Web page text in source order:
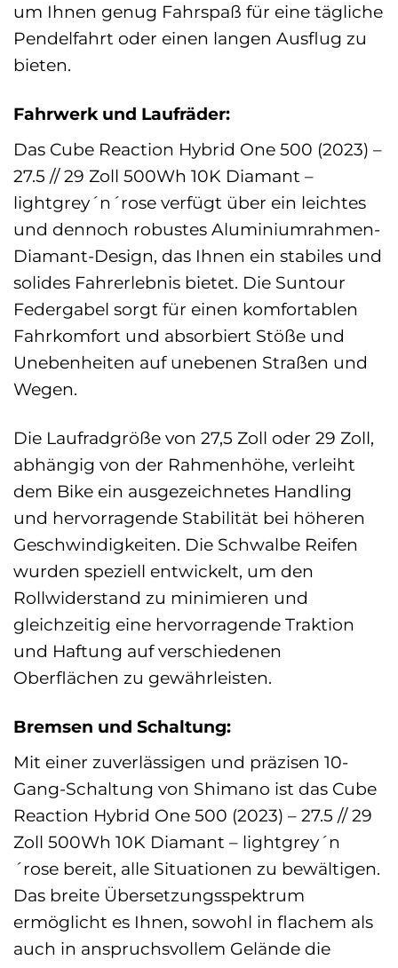
um Ihnen genug Fahrspaß für eine tägliche
Pendelfahrt oder einen langen Ausflug zu
bieten.
Fahrwerk und Laufräder:
Das Cube Reaction Hybrid One 500 (2023) –
27.5 // 29 Zoll 500Wh 10K Diamant –
lightgrey´n´rose verfügt über ein leichtes
und dennoch robustes Aluminiumrahmen-
Diamant-Design, das Ihnen ein stabiles und
solides Fahrerlebnis bietet. Die Suntour
Federgabel sorgt für einen komfortablen
Fahrkomfort und absorbiert Stöße und
Unebenheiten auf unebenen Straßen und
Wegen.
Die Laufradgröße von 27,5 Zoll oder 29 Zoll,
abhängig von der Rahmenhöhe, verleiht
dem Bike ein ausgezeichnetes Handling
und hervorragende Stabilität bei höheren
Geschwindigkeiten. Die Schwalbe Reifen
wurden speziell entwickelt, um den
Rollwiderstand zu minimieren und
gleichzeitig eine hervorragende Traktion
und Haftung auf verschiedenen
Oberflächen zu gewährleisten.
Bremsen und Schaltung:
Mit einer zuverlässigen und präzisen 10-
Gang-Schaltung von Shimano ist das Cube
Reaction Hybrid One 500 (2023) – 27.5 // 29
Zoll 500Wh 10K Diamant – lightgrey´n
´rose bereit, alle Situationen zu bewältigen.
Das breite Übersetzungsspektrum
ermöglicht es Ihnen, sowohl in flachem als
auch in anspruchsvollem Gelände die